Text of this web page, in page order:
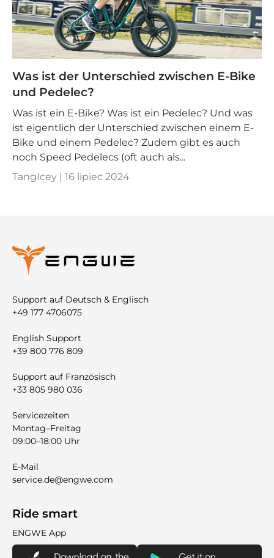
Was ist der Unterschied zwischen E-Bike
und Pedelec?
Was ist ein E-Bike? Was ist ein Pedelec? Und was
ist eigentlich der Unterschied zwischen einem E-
Bike und einem Pedelec? Zudem gibt es auch
noch Speed Pedelecs (oft auch als...
TangIcey | 16 lipiec 2024
Support auf Deutsch & Englisch
+49 177 4706075
English Support
+39 800 776 809
Support auf Französisch
+33 805 980 036
Servicezeiten
Montag–Freitag
09:00–18:00 Uhr
E-Mail
service.de@engwe.com
Ride smart
ENGWE App